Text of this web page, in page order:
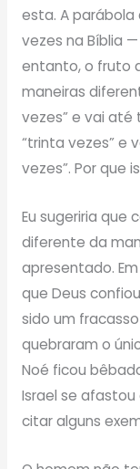
esta. A
vezes na Bíblia
entanto, o fruto
maneiras
vezes” e vai até
“trinta vezes” e
vezes”. Por que
Eu sugeriria que
diferente da
apresentado.
que Deus
sido um
quebraram o
Noé ficou
Israel se afastou
citar alguns